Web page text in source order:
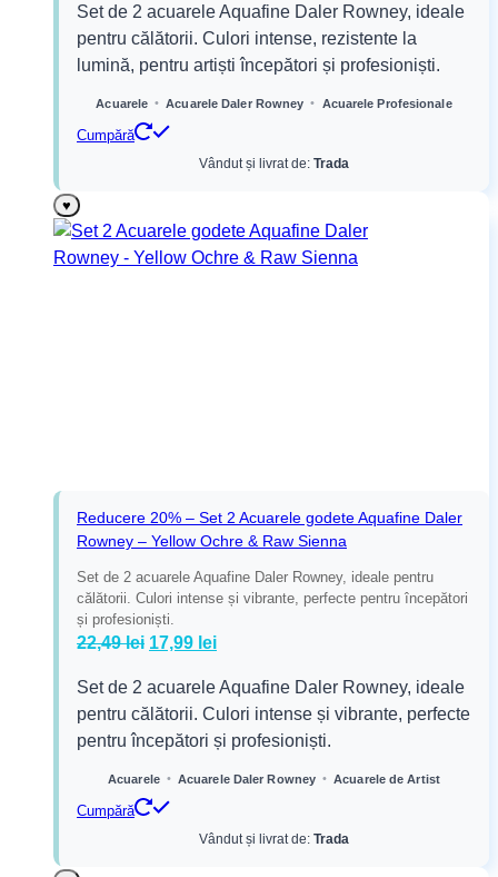
a
fost:
22,49 lei.
este:
17,99 lei.
Set de 2 acuarele Aquafine Daler Rowney, ideale
pentru călătorii. Culori intense, rezistente la
lumină, pentru artiști începători și profesioniști.
Acuarele • Acuarele Daler Rowney • Acuarele Profesionale
Cumpără
Vândut și livrat de: Trada
♥
Reducere 20% – Set 2 Acuarele godete Aquafine Daler
Rowney – Yellow Ochre & Raw Sienna
Set de 2 acuarele Aquafine Daler Rowney, ideale pentru
călătorii. Culori intense și vibrante, perfecte pentru începători
și profesioniști.
22,49lei Prețul
a
fost:
22,49 lei.
17,99 leiPrețul
este:
17,99 lei.
Set de 2 acuarele Aquafine Daler Rowney, ideale
pentru călătorii. Culori intense și vibrante, perfecte
pentru începători și profesioniști.
Acuarele • Acuarele Daler Rowney • Acuarele de Artist
Cumpără
Vândut și livrat de: Trada